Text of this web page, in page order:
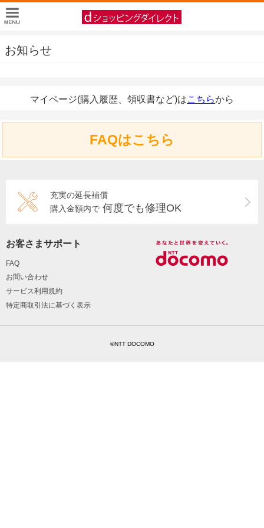
お知らせ
マイページ(購入履歴、領収書など)はこちらから
FAQはこちら
充実の延長補償
購入金額内で 何度でも修理OK
お客さまサポート
FAQ
お問い合わせ
サービス利用規約
特定商取引法に基づく表示
©NTT DOCOMO